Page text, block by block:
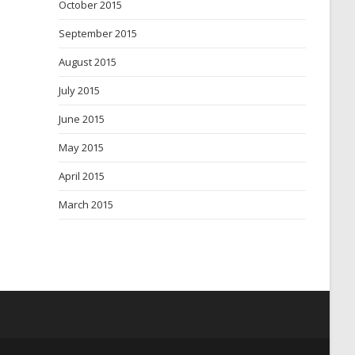
October 2015
September 2015
August 2015
July 2015
June 2015
May 2015
April 2015
March 2015